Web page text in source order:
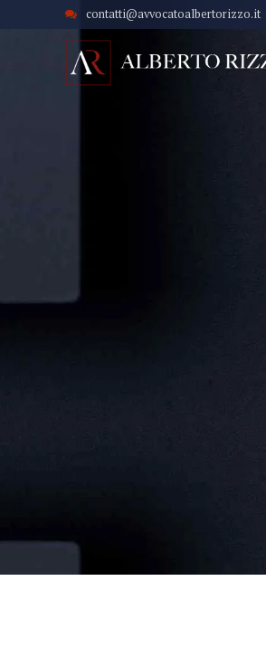
contatti@avvocatoalbertorizzo.it